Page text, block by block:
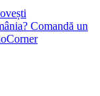
Comandă un